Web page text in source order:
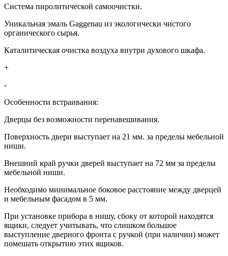
Система пиролитической самоочистки.
Уникальная эмаль Gaggenau из экологически чистого
органического сырья.
Каталитическая очистка воздуха внутри духового шкафа.
+
-
Особенности встраивания:
Дверцы без возможности перенавешивания.
Поверхность двери выступает на 21 мм. за пределы мебельной
ниши.
Внешний край ручки дверей выступает на 72 мм за пределы
мебельной ниши.
Необходимо минимальное боковое расстояние между дверцей
и мебельным фасадом в 5 мм.
При установке прибора в нишу, сбоку от которой находятся
ящики, следует учитывать, что слишком большое
выступление дверного фронта с ручкой (при наличии) может
помешать открытию этих ящиков.